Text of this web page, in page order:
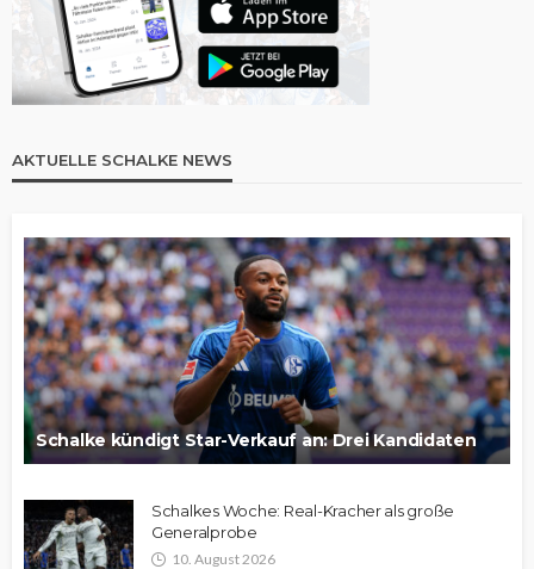
AKTUELLE SCHALKE NEWS
Schalke kündigt Star-Verkauf an: Drei Kandidaten
Schalkes Woche: Real-Kracher als große
Generalprobe
10. August 2026